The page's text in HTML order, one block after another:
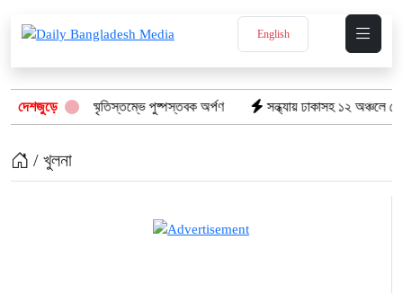
English
দেশজুড়ে স্মৃতিস্তম্ভে পুষ্পস্তবক অর্পণ সন্ধ্যায় ঢাকাসহ ১২ অঞ্চলে ঝোড়ো
/ খুলনা